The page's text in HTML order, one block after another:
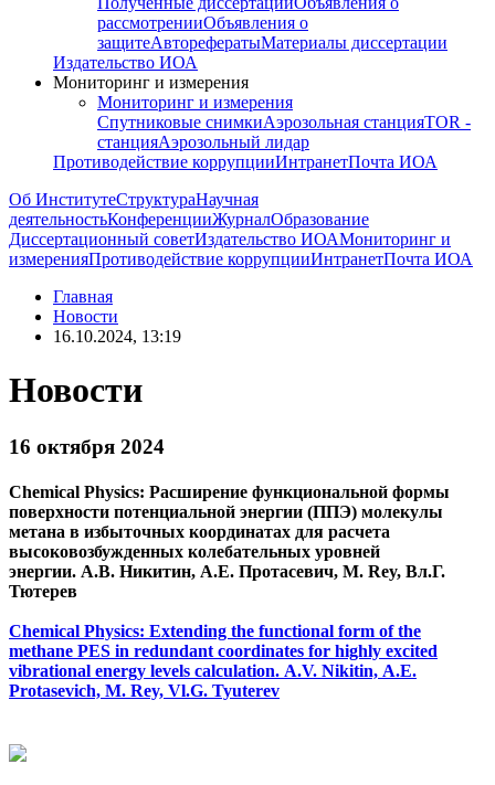
рассмотренииОбъявления о
защитеАвторефератыМатериалы диссертации
Издательство ИОА
Мониторинг и измерения
Мониторинг и измерения
Спутниковые снимкиАэрозольная станцияTOR -
станцияАэрозольный лидар
Противодействие коррупцииИнтранетПочта ИОА
Об ИнститутеСтруктураНаучная
деятельностьКонференцииЖурналОбразование
Диссертационный советИздательство ИОАМониторинг и
измеренияПротиводействие коррупцииИнтранетПочта ИОА
Главная
Новости
16.10.2024, 13:19
Новости
16 октября 2024
Chemical Physics: Расширение функциональной формы
поверхности потенциальной энергии (ППЭ) молекулы
метана в избыточных координатах для расчета
высоковозбужденных колебательных уровней
энергии. А.В. Никитин, А.Е. Протасевич, M. Rey, Вл.Г.
Тютерев
Chemical Physics: Extending the functional form of the
methane PES in redundant coordinates for highly excited
vibrational energy levels calculation. A.V. Nikitin, A.E.
Protasevich, M. Rey, Vl.G. Tyuterev